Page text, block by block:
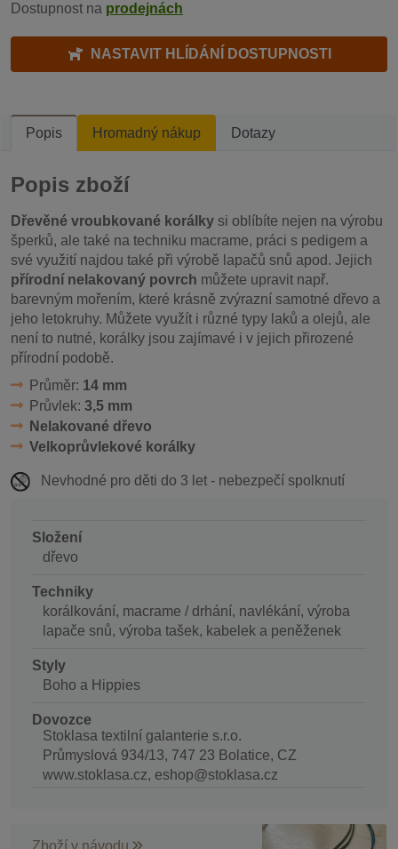
Dostupnost na prodejnách
NASTAVIT HLÍDÁNÍ DOSTUPNOSTI
Popis Hromadný nákup Dotazy
Popis zboží
Dřevěné vroubkované korálky si oblíbíte nejen na výrobu
šperků, ale také na techniku macrame, práci s pedigem a
své využití najdou také při výrobě lapačů snů apod. Jejich
přírodní nelakovaný povrch můžete upravit např.
barevným mořením, které krásně zvýrazní samotné dřevo a
jeho letokruhy. Můžete využít i různé typy laků a olejů, ale
není to nutné, korálky jsou zajímavé i v jejich přirozené
přírodní podobě.
Průměr: 14 mm
Průvlek: 3,5 mm
Nelakované dřevo
Velkoprůvlekové korálky
Nevhodné pro děti do 3 let - nebezpečí spolknutí
Složení
dřevo
Techniky
korálkování, macrame / drhání, navlékání, výroba
lapače snů, výroba tašek, kabelek a peněženek
Styly
Boho a Hippies
Dovozce
Stoklasa textilní galanterie s.r.o.
Průmyslová 934/13, 747 23 Bolatice, CZ
www.stoklasa.cz, eshop@stoklasa.cz
Zboží v návodu